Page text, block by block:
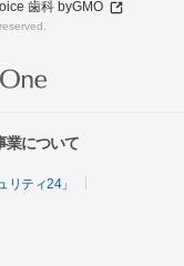
歯科 byGMO
業について
ティ24」